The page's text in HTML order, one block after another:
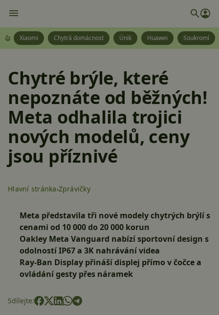
Xiaomi Chytrá domácnost Únik Huawei Soukromí
Chytré brýle, které
nepoznáte od běžných!
Meta odhalila trojici
nových modelů, ceny
jsou příznivé
Hlavní stránka Zprávičky
Meta představila tři nové modely chytrých brýlí s
cenami od 10 000 do 20 000 korun
Oakley Meta Vanguard nabízí sportovní design s
odolností IP67 a 3K nahrávání videa
Ray-Ban Display přináší displej přímo v čočce a
ovládání gesty přes náramek
Sdílejte: